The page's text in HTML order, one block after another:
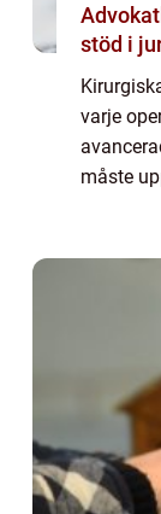
Advokatbyrå
stöd i
varje
måste